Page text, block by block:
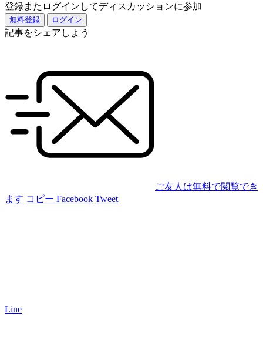
登録またログインしてディスカッションに参加
無料登録 ログイン
記事をシェアしよう
ご友人は無料で閲覧でき
ます コピー Facebook Tweet
Line